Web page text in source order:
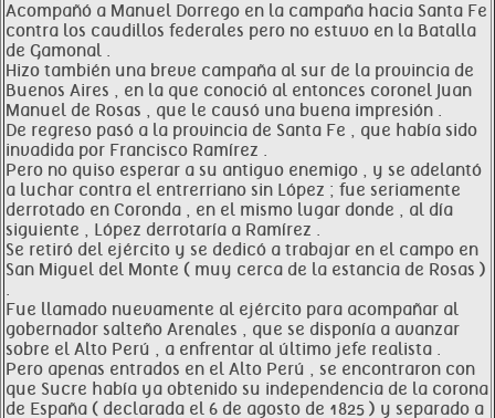
Acompañó a Manuel Dorrego en la campaña hacia Santa Fe
contra los caudillos federales pero no estuvo en la Batalla
de Gamonal .
Hizo también una breve campaña al sur de la provincia de
Buenos Aires , en la que conoció al entonces coronel Juan
Manuel de Rosas , que le causó una buena impresión .
De regreso pasó a la provincia de Santa Fe , que había sido
invadida por Francisco Ramírez .
Pero no quiso esperar a su antiguo enemigo , y se adelantó
a luchar contra el entrerriano sin López ; fue seriamente
derrotado en Coronda , en el mismo lugar donde , al día
siguiente , López derrotaría a Ramírez .
Se retiró del ejército y se dedicó a trabajar en el campo en
San Miguel del Monte ( muy cerca de la estancia de Rosas )
.
Fue llamado nuevamente al ejército para acompañar al
gobernador salteño Arenales , que se disponía a avanzar
sobre el Alto Perú , a enfrentar al último jefe realista .
Pero apenas entrados en el Alto Perú , se encontraron con
que Sucre había ya obtenido su independencia de la corona
de España ( declarada el 6 de agosto de 1825 ) y separado a